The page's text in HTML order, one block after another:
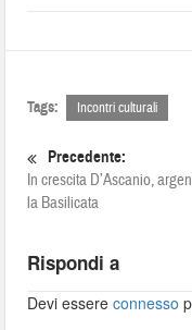
Tags: Incontri culturali
Precedente:
In crescita D’Ascanio,
la Basilicata
Rispondi a
Devi essereconnesso